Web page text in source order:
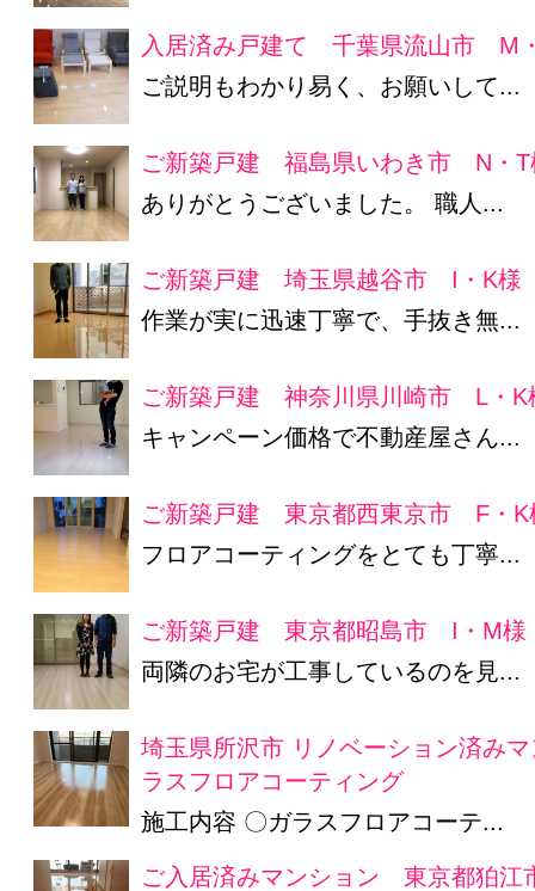
入居済み戸建て 千葉県流山市 M
ご説明もわかり易く、お願いして...
ご新築戸建 福島県いわき市 N・T
ありがとうございました。 職人...
ご新築戸建 埼玉県越谷市 I・K様
作業が実に迅速丁寧で、手抜き無...
ご新築戸建 神奈川県川崎市 L・K
キャンペーン価格で不動産屋さん...
ご新築戸建 東京都西東京市 F・K
フロアコーティングをとても丁寧...
ご新築戸建 東京都昭島市 I・M様
両隣のお宅が工事しているのを見...
埼玉県所沢市 リノベーション済み
ラスフロアコーティング
施工内容 〇ガラスフロアコーテ...
ご入居済みマンション 東京都狛